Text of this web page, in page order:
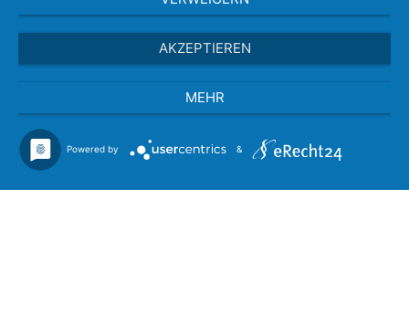
AKZEPTIEREN
MEHR
Powered by &